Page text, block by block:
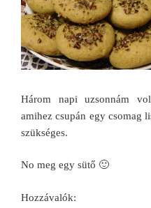
Három napi uzsonnám
amihez csupán egy csomag
szükséges.
No meg egy sütő 🙂
Hozzávalók: